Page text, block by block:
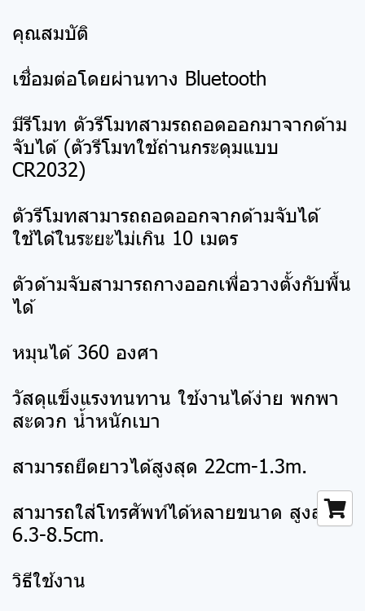
คุณสมบัติ
เชื่อมต่อโดยผ่านทาง Bluetooth
มีรีโมท ตัวรีโมทสามรถถอดออกมาจากด้าม
จับได้ (ตัวรีโมทใช้ถ่านกระดุมแบบ
CR2032)
ตัวรีโมทสามารถถอดออกจากด้ามจับได้
ใช้ได้ในระยะไม่เกิน 10 เมตร
ตัวด้ามจับสามารถกางออกเพื่อวางตั้งกับพื้น
ได้
หมุนได้ 360 องศา
วัสดุแข็งแรงทนทาน ใช้งานได้ง่าย พกพา
สะดวก น้ำหนักเบา
สามารถยืดยาวได้สูงสุด 22cm-1.3m.
สามารถใส่โทรศัพท์ได้หลายขนาด สูงสุด
6.3-8.5cm.
วิธีใช้งาน